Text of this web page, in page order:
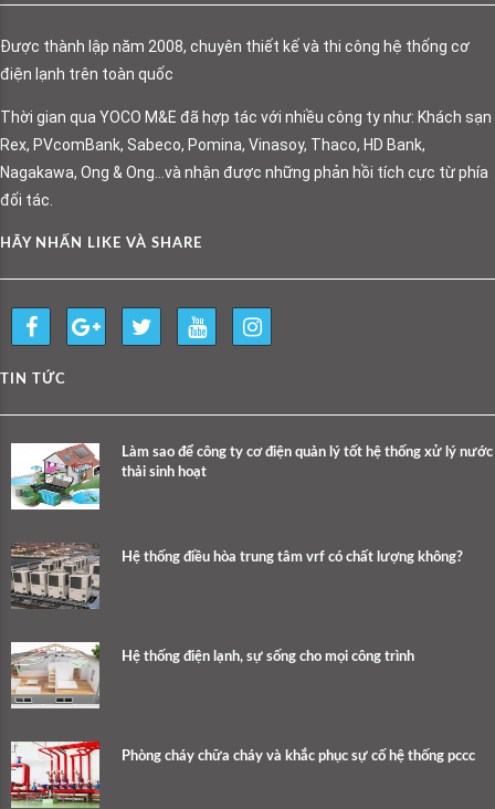
Được thành lập năm 2008, chuyên thiết kế và thi công hệ thống cơ
điện lạnh trên toàn quốc
Thời gian qua YOCO M&E đã hợp tác với nhiều công ty như: Khách sạn
Rex, PVcomBank, Sabeco, Pomina, Vinasoy, Thaco, HD Bank,
Nagakawa, Ong & Ong…và nhận được những phản hồi tích cực từ phía
đối tác.
HÃY NHẤN LIKE VÀ SHARE
TIN TỨC
Làm sao để công ty cơ điện quản lý tốt hệ thống xử lý nước
thải sinh hoạt
Hệ thống điều hòa trung tâm vrf có chất lượng không?
Hệ thống điện lạnh, sự sống cho mọi công trình
Phòng cháy chữa cháy và khắc phục sự cố hệ thống pccc